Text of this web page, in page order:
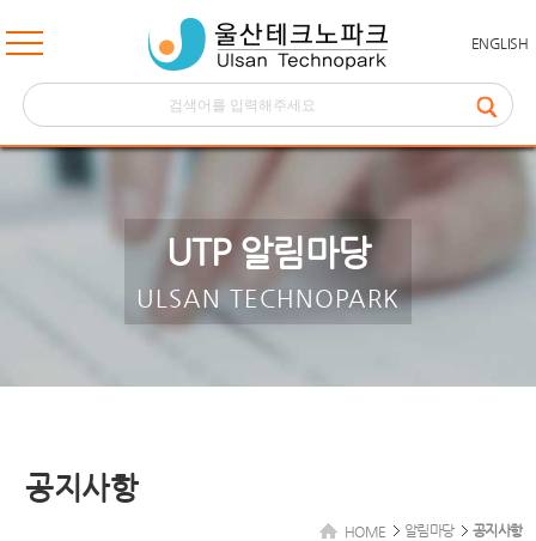
ENGLISH
UTP 알림마당
ULSAN TECHNOPARK
공지사항
HOME 알림마당 공지사항